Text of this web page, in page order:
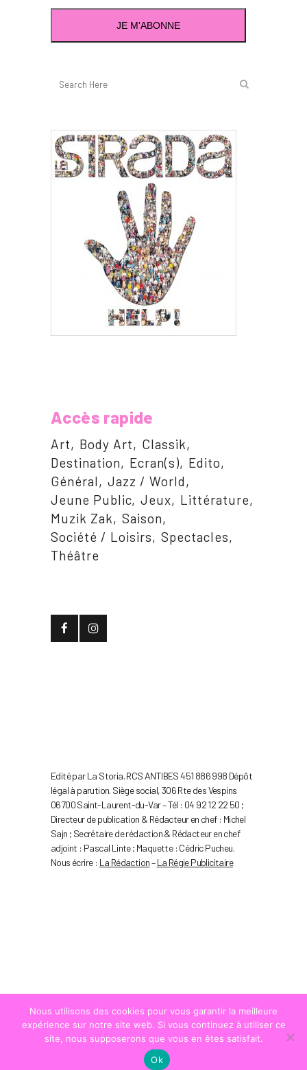
Accès rapide
Art Body Art
Classik
Destination
Ecran(s)
Edito
Général
Jazz / World
Jeune Public Jeux
Littérature
Muzik Zak
Saison
Société / Loisirs
Spectacles
Théâtre
Edité par La Storia. RCS ANTIBES 451 886 998 Dépôt
légal à parution. Siège social, 306 Rte des Vespins
06700 Saint-Laurent-du-Var – Tél : 04 92 12 22 50 ;
Directeur de publication & Rédacteur en chef : Michel
Sajn ; Secrétaire de rédaction & Rédacteur en chef
adjoint : Pascal Linte ; Maquette : Cédric Pucheu.
Nous écrire : La Rédaction–La Régie Publicitaire
© COPYRIGHTLA STRADA
Nous utilisons des cookies pour vous garantir la meilleure
expérience sur notre site web. Si vous continuez à utiliser ce
site, nous supposerons que vous en êtes satisfait.
Ok